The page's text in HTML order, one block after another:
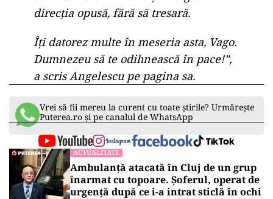
direcția opusă, fără să tresară.
Îți datorez multe în meseria asta, Vago.
Dumnezeu să te odihnească în pace!”,
a scris Angelescu pe pagina sa.
Vrei să fii mereu la curent cu toate știrile? Urmărește
Puterea.ro și pe canalul de WhatsApp
ACTUALITATE
Ambulanță atacată în Cluj de un grup
înarmat cu topoare. Șoferul, operat de
urgență după ce i-a intrat sticlă în ochi